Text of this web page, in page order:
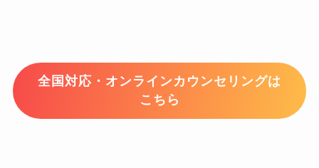
全国対応・オンラインカウンセリングは
こちら